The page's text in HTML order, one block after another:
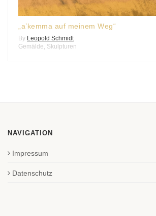
„a’kemma auf meinem Weg“
By Leopold Schmidt
Gemälde Skulpturen
NAVIGATION
Impressum
Datenschutz